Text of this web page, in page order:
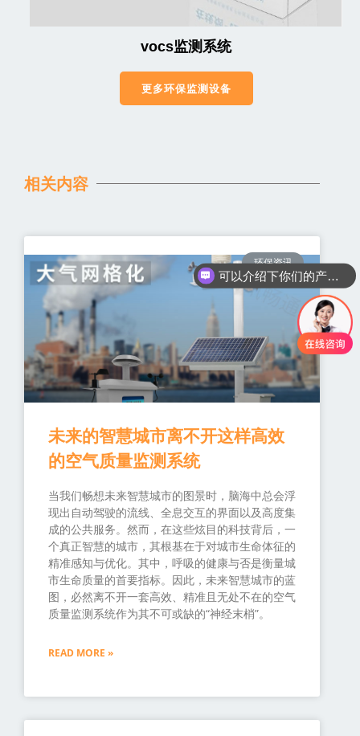
vocs监测系统
更多环保监测设备
相关内容
环保资讯
未来的智慧城市离不开这样高效
的空气质量监测系统
当我们畅想未来智慧城市的图景时，脑海中总会浮
现出自动驾驶的流线、全息交互的界面以及高度集
成的公共服务。然而，在这些炫目的科技背后，一
个真正智慧的城市，其根基在于对城市生命体征的
精准感知与优化。其中，呼吸的健康与否是衡量城
市生命质量的首要指标。因此，未来智慧城市的蓝
图，必然离不开一套高效、精准且无处不在的空气
质量监测系统作为其不可或缺的“神经末梢”。
READ MORE »
你们是怎么收费的呢